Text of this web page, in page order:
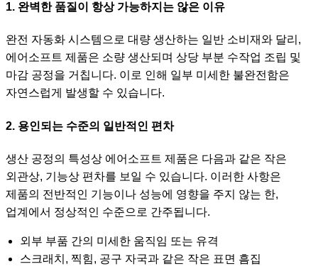
1. 완벽한 품질이 항상 가능하지는 않은 이유
완전 자동화 시스템으로 대량 생산하는 일반 소비재와 달리,
에어소프트 제품은 소량 생산되며 상당 부분 수작업 조립 및
마감 공정을 거칩니다. 이로 인해 일부 미세한 불완전함은
자연스럽게 발생할 수 있습니다.
2. 용인되는 수준의 일반적인 편차
생산 공정의 특성상 에어소프트 제품은 다음과 같은 작은
외관상, 기능상 편차를 보일 수 있습니다. 이러한 사항은
제품의 전반적인 기능이나 성능에 영향을 주지 않는 한,
업계에서 정상적인 수준으로 간주됩니다.
외부 부품 간의 미세한 움직임 또는 유격
스크래치, 찍힘, 공구 자국과 같은 작은 표면 흠집